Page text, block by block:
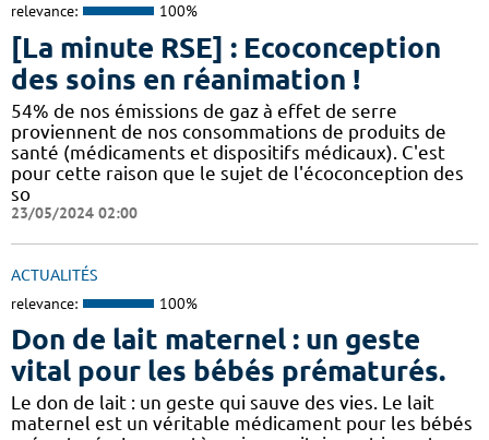
relevance: 100%
[La minute RSE] : Ecoconception
des soins en réanimation !
54% de nos émissions de gaz à effet de serre
proviennent de nos consommations de produits de
santé (médicaments et dispositifs médicaux). C'est
pour cette raison que le sujet de l'écoconception des
so
23/05/2024 02:00
ACTUALITÉS
relevance: 100%
Don de lait maternel : un geste
vital pour les bébés prématurés.
Le don de lait : un geste qui sauve des vies. Le lait
maternel est un véritable médicament pour les bébés